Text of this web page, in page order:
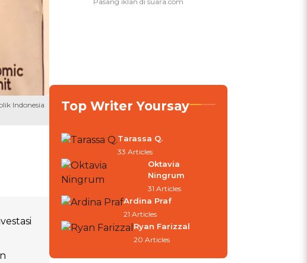
Indonesia
Top Writer Yoursay
Tarassa Q.
33 Articles
Oktavia
Ningrum
31 Articles
Ardina Praf
21 Articles
Ryan Farizzal
20 Articles